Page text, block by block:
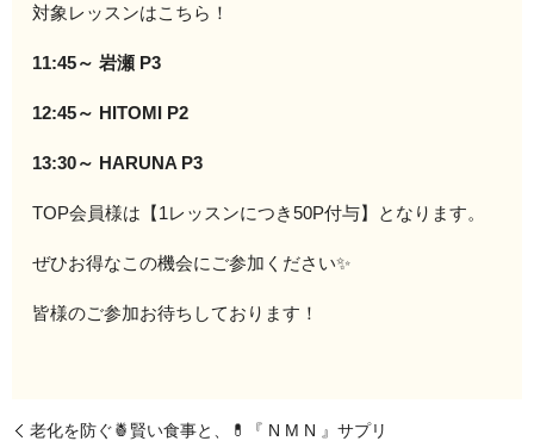
対象レッスンはこちら！
11:45～ 岩瀬 P3
12:45～ HITOMI P2
13:30～ HARUNA P3
TOP会員様は【1レッスンにつき50P付与】となります。
ぜひお得なこの機会にご参加ください✨
皆様のご参加お待ちしております！
老化を防ぐ🍍賢い食事と、💊『 N M N 』サプリ